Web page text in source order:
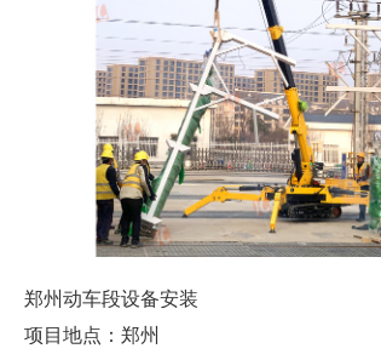
郑州动车段设备安装
项目地点：郑州